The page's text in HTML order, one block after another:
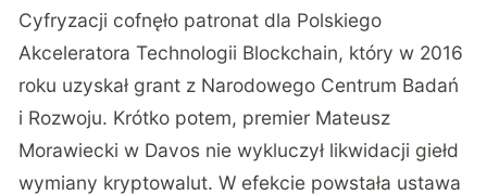
Cyfryzacji cofnęło patronat dla Polskiego
Akceleratora Technologii Blockchain, który w 2016
roku uzyskał grant z Narodowego Centrum Badań
i Rozwoju. Krótko potem, premier Mateusz
Morawiecki w Davos nie wykluczył likwidacji giełd
wymiany kryptowalut. W efekcie powstała ustawa